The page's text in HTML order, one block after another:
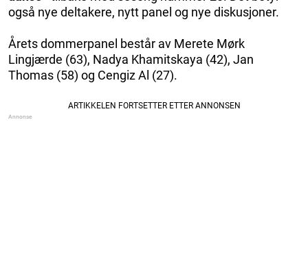
også nye deltakere, nytt panel og nye diskusjoner.
Årets dommerpanel består av Merete Mørk
Lingjærde (63), Nadya Khamitskaya (42), Jan
Thomas (58) og Cengiz Al (27).